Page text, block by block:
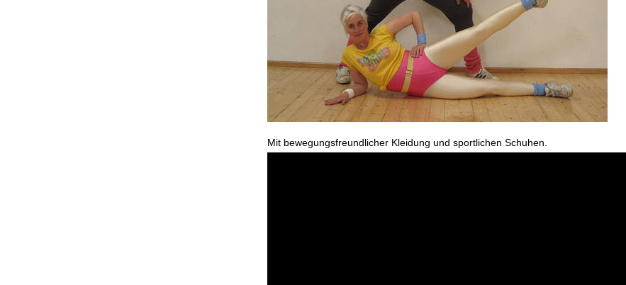
Mit bewegungsfreundlicher Kleidung und sportlichen Schuhen.